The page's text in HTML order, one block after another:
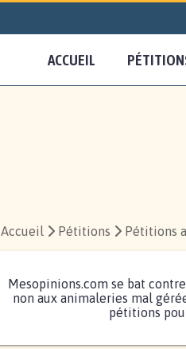
ACCUEIL
Accueil Pétitions Pétitions
Mesopinions.com se bat
non aux animaleries mal
pétitions